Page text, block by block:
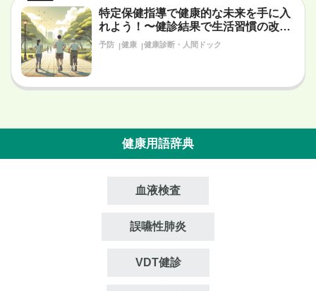
特定保健指導で健康的な未来を手に入
れよう！〜健診結果で生活習慣の改善
が必要だと言われたあなたへ〜
予防 健康 健康診断・人間ドック
健康用語辞典
血液検査
誤嚥性肺炎
VDT健診